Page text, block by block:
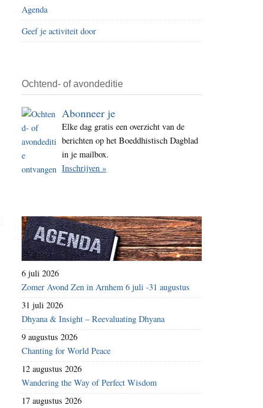
i
t
e
Agenda
Geef je activiteit door
Ochtend- of avondeditie
Abonneer je
Elke dag gratis een overzicht van de
berichten op het Boeddhistisch Dagblad
in je mailbox.
Inschrijven »
6 juli 2026
Zomer Avond Zen in Arnhem 6 juli -31 augustus
31 juli 2026
Dhyana & Insight – Reevaluating Dhyana
9 augustus 2026
Chanting for World Peace
12 augustus 2026
Wandering the Way of Perfect Wisdom
17 augustus 2026